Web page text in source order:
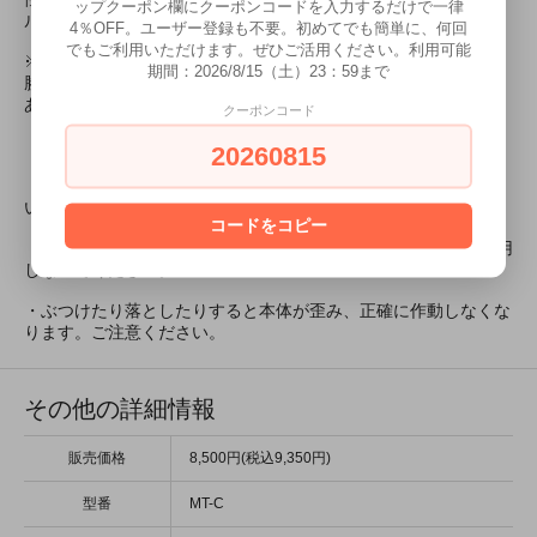
ルとして、ぜひお手元に置いて頂きたい工具のひとつです。
※入門機種としてDSPIAE - エントリーコンパスカッター 、使い
勝手の良さと軽さを優先したDSPIAE - 軽量コンパスカッター
あります。
・けがなどが無いよう、必ず使用前に使い方を参照してくださ
い。
・金属や厚さ0.4mm以上のプラスチック板などのカットには使用
しないでください。
・ぶつけたり落としたりすると本体が歪み、正確に作動しなくな
ります。ご注意ください。
その他の詳細情報
販売価格 8,500円(税込9,350円)
型番 MT-C
ップクーポン欄にクーポンコードを入力するだけで一律
4％OFF。ユーザー登録も不要。初めてでも簡単に、何回
でもご利用いただけます。ぜひご活用ください。利用可能
期間：2026/8/15（土）23：59まで
クーポンコード
20260815
コードをコピー